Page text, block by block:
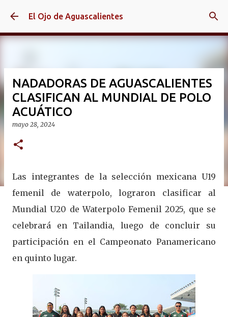
Ir al contenido principal
El Ojo de Aguascalientes
NADADORAS DE AGUASCALIENTES
CLASIFICAN AL MUNDIAL DE POLO
ACUÁTICO
mayo 28, 2024
Las integrantes de la selección mexicana U19
femenil de waterpolo, lograron clasificar al
Mundial U20 de Waterpolo Femenil 2025, que se
celebrará en Tailandia, luego de concluir su
participación en el Campeonato Panamericano
en quinto lugar.